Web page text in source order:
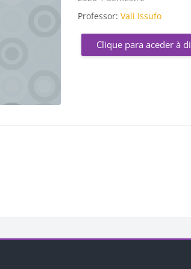
Professor:Vali Issufo
Clique para aceder à